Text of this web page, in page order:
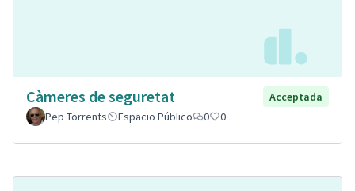
Càmeres de seguretat
Acceptada
Pep Torrents
Espacio Público 0 0